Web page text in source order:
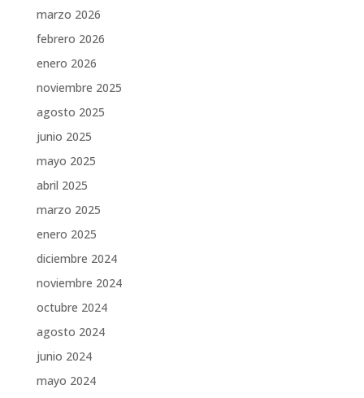
marzo 2026
febrero 2026
enero 2026
noviembre 2025
agosto 2025
junio 2025
mayo 2025
abril 2025
marzo 2025
enero 2025
diciembre 2024
noviembre 2024
octubre 2024
agosto 2024
junio 2024
mayo 2024